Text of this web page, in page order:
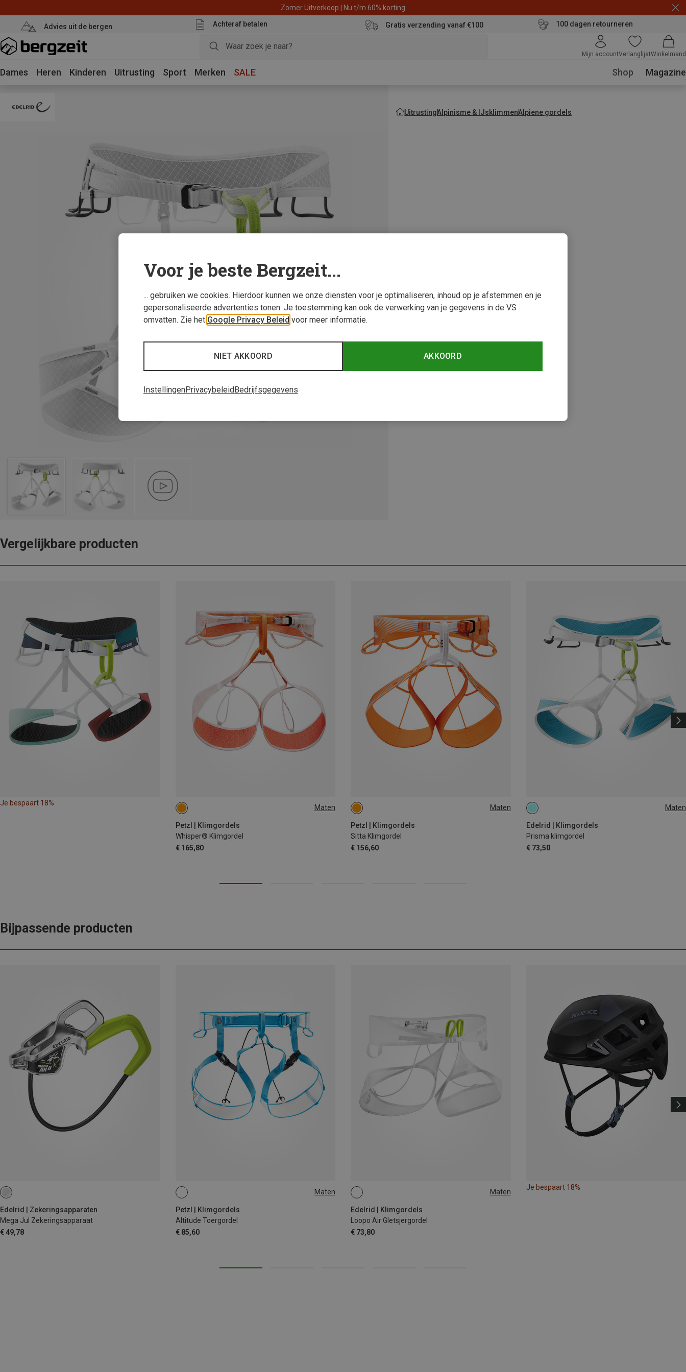
Zomer Uitverkoop | Nu t/m 60% korting
Advies uit de bergen Achteraf betalen Gratis verzending vanaf €100 100 dagen retourneren
Mijn accountVerlanglijstWinkelmand
Dames Heren Kinderen Uitrusting Sport Merken SALE Shop Magazine
UitrustingAlpinisme & IJsklimmenAlpiene gordels
Vergelijkbare producten
Je bespaart 18%
Maten
Petzl | Klimgordels
Whisper® Klimgordel
€ 165,80
65-71CM 84-92CM Maten
Petzl | Klimgordels
Sitta Klimgordel
€ 156,60
65-71CM 84-92CM Maten
Edelrid | Klimgordels
Prisma klimgordel
€ 73,50
67-82CM 85-100CM
Bijpassende producten
Edelrid | Zekeringsapparaten
Mega Jul Zekeringsapparaat
€ 49,78
Maten
Petzl | Klimgordels
Altitude Toergordel
€ 85,60
S-M Maten
Edelrid | Klimgordels
Loopo Air Gletsjergordel
€ 73,80
L | 94-104CM
Je bespaart 18%
Voor je beste Bergzeit...
... gebruiken we cookies. Hierdoor kunnen we onze diensten voor je optimaliseren, inhoud op je afstemmen en je
gepersonaliseerde advertenties tonen. Je toestemming kan ook de verwerking van je gegevens in de VS
omvatten. Zie het Google Privacy Beleid voor meer informatie.
AKKOORD
NIET AKKOORD
InstellingenPrivacybeleid Bedrijfsgegevens